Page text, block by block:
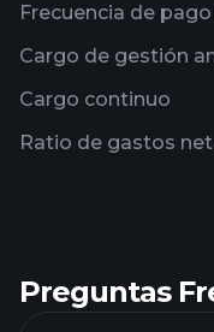
Frecuencia de
Cargo de gestión
Cargo continuo
Ratio de gastos
Preguntas